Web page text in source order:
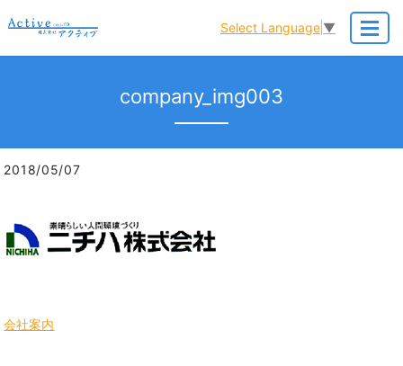
Select Language ▼
MENU
company_img003
2018/05/07
会社案内